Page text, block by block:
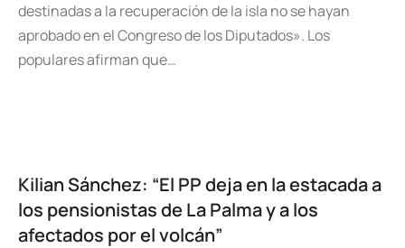
destinadas a la recuperación de la isla no se hayan
aprobado en el Congreso de los Diputados». Los
populares afirman que…
Kilian Sánchez: “El PP deja en la estacada a
los pensionistas de La Palma y a los
afectados por el volcán”